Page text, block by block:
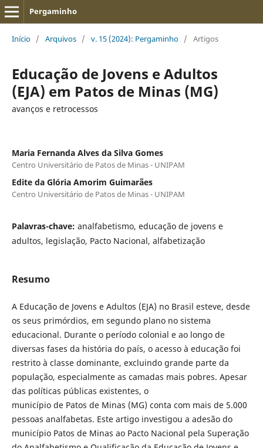
Pergaminho
Início / Arquivos / v. 15 (2024): Pergaminho / Artigos
Educação de Jovens e Adultos
(EJA) em Patos de Minas (MG)
avanços e retrocessos
Maria Fernanda Alves da Silva Gomes
Centro Universitário de Patos de Minas - UNIPAM
Edite da Glória Amorim Guimarães
Centro Universitário de Patos de Minas - UNIPAM
Palavras-chave: analfabetismo, educação de jovens e
adultos, legislação, Pacto Nacional, alfabetização
Resumo
A Educação de Jovens e Adultos (EJA) no Brasil esteve, desde
os seus primórdios, em segundo plano no sistema
educacional. Durante o período colonial e ao longo de
diversas fases da história do país, o acesso à educação foi
restrito à classe dominante, excluindo grande parte da
população, especialmente as camadas mais pobres. Apesar
das políticas públicas existentes, o
município de Patos de Minas (MG) conta com mais de 5.000
pessoas analfabetas. Este artigo investigou a adesão do
município Patos de Minas ao Pacto Nacional pela Superação